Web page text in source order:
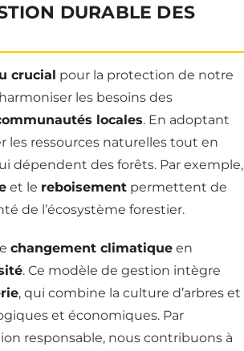
DURABLE DES
crucial pour la protection de notre
les besoins des
locales. En adoptant
les ressources naturelles tout en
dépendent des forêts. Par exemple,
et le reboisement permettent de
de l’écosystème forestier.
changement climatique en
. Ce modèle de gestion intègre
, qui combine la culture d’arbres et
et économiques. Par
responsable, nous contribuons à